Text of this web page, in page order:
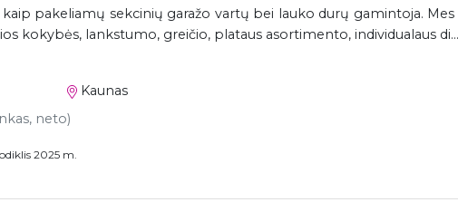
pakeliamų sekcinių garažo vartų bei lauko durų gamintoja.
kokybės, lankstumo, greičio, plataus asortimento, individualaus di...
Kaunas
neto)
2025 m.